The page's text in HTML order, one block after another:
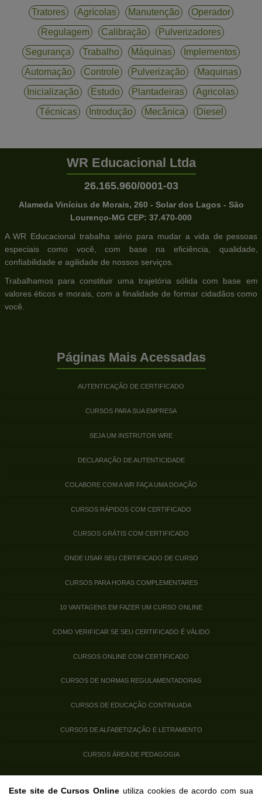
Tratores Agrícolas Manutenção
Operador
Regulagem
Calibração
Pulverizadores
Segurança
Trabalho Máquinas
Implementos
Automação
Controle Pulverização
Maquinas
Inicialização
Estudo Plantadeiras
Agricolas
Técnicas
Introdução Mecânica Diesel
WR Educacional Ltda
26.165.960/0001-03
Alameda Vinícius de Morais, 260 - Solar dos Lagos - São
Lourenço-MG CEP: 37.470-000
A WR Educacional trabalha sério para mudar a vida de pessoas
especiais como você, com base na eficiência, qualidade,
confiabilidade e agilidade de nossos serviços.
Trabalhamos para constituir uma trajetória sólida com base em
valores éticos e morais, com a finalidade de formar cidadãos como
você.
Páginas Mais Acessadas
AUTENTICAÇÃO DE CERTIFICADO
CURSOS PARA SUA EMPRESA
SEJA UM INSTRUTOR WRE
DECLARAÇÃO DE AUTENTICIDADE
COLABORE COM A WR FAÇA UMA DOAÇÃO
CURSOS RÁPIDOS COM CERTIFICADO
CURSOS GRÁTIS COM CERTIFICADO
ONDE USAR SEU CERTIFICADO DE CURSO
CURSOS PARA HORAS COMPLEMENTARES
10 VANTAGENS EM FAZER UM CURSO ONLINE
COMO VERIFICAR SE SEU CERTIFICADO É VÁLIDO
CURSOS ONLINE COM CERTIFICADO
CURSOS DE NORMAS REGULAMENTADORAS
CURSOS DE EDUCAÇÃO CONTINUADA
CURSOS DE ALFABETIZAÇÃO E LETRAMENTO
CURSOS ÁREA DE PEDAGOGIA
Este site de Cursos Online utiliza cookies de acordo com sua